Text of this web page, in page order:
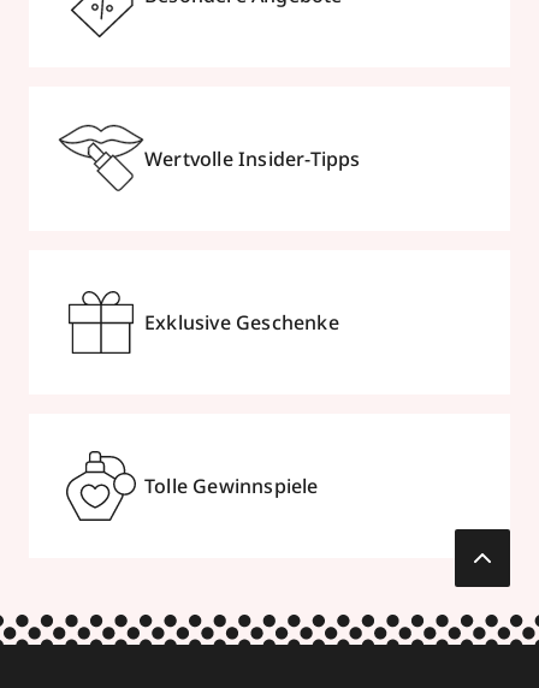
Wertvolle Insider-Tipps
Exklusive Geschenke
Tolle Gewinnspiele